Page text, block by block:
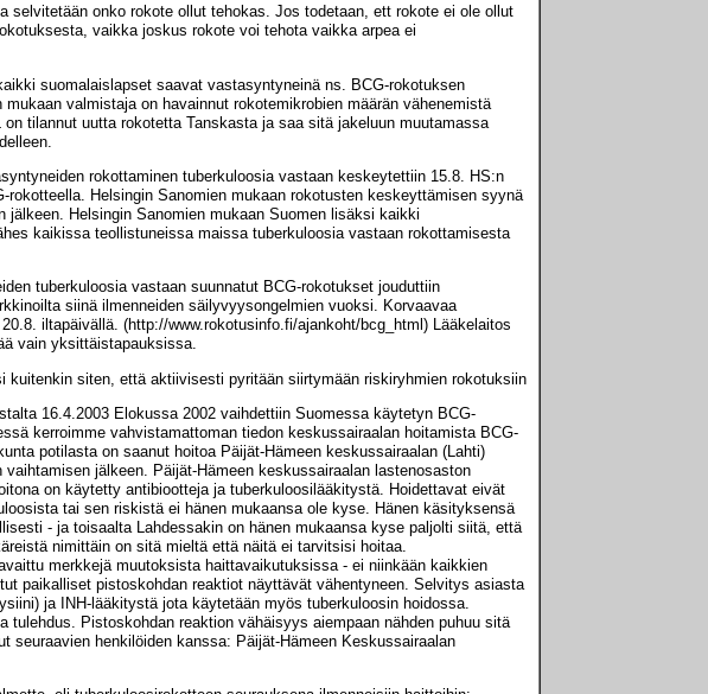
onko rokote ollut tehokas. Jos todetaan, ett rokote ei ole ollut
vaikka joskus rokote voi tehota vaikka arpea ei
suomalaislapset saavat vastasyntyneinä ns. BCG-rokotuksen
valmistaja on havainnut rokotemikrobien määrän vähenemistä
tilannut uutta rokotetta Tanskasta ja saa sitä jakeluun muutamassa
rokottaminen tuberkuloosia vastaan keskeytettiin 15.8. HS:n
Helsingin Sanomien mukaan rokotusten keskeyttämisen syynä
Helsingin Sanomien mukaan Suomen lisäksi kaikki
kaikissa teollistuneissa maissa tuberkuloosia vastaan rokottamisesta
tuberkuloosia vastaan suunnatut BCG-rokotukset jouduttiin
siinä ilmenneiden säilyvyysongelmien vuoksi. Korvaavaa
iltapäivällä. (http://www.rokotusinfo.fi/ajankoht/bcg_html) Lääkelaitos
vain yksittäistapauksissa.
siten, että aktiivisesti pyritään siirtymään riskiryhmien rokotuksiin
16.4.2003 Elokussa 2002 vaihdettiin Suomessa käytetyn BCG-
kerroimme vahvistamattoman tiedon keskussairaalan hoitamista BCG-
potilasta on saanut hoitoa Päijät-Hämeen keskussairaalan (Lahti)
jälkeen. Päijät-Hämeen keskussairaalan lastenosaston
on käytetty antibiootteja ja tuberkuloosilääkitystä. Hoidettavat eivät
tai sen riskistä ei hänen mukaansa ole kyse. Hänen käsityksensä
- ja toisaalta Lahdessakin on hänen mukaansa kyse paljolti siitä, että
nimittäin on sitä mieltä että näitä ei tarvitsisi hoitaa.
merkkejä muutoksista haittavaikutuksissa - ei niinkään kaikkien
paikalliset pistoskohdan reaktiot näyttävät vähentyneen. Selvitys asiasta
ja INH-lääkitystä jota käytetään myös tuberkuloosin hoidossa.
Pistoskohdan reaktion vähäisyys aiempaan nähden puhuu sitä
henkilöiden kanssa: Päijät-Hämeen Keskussairaalan